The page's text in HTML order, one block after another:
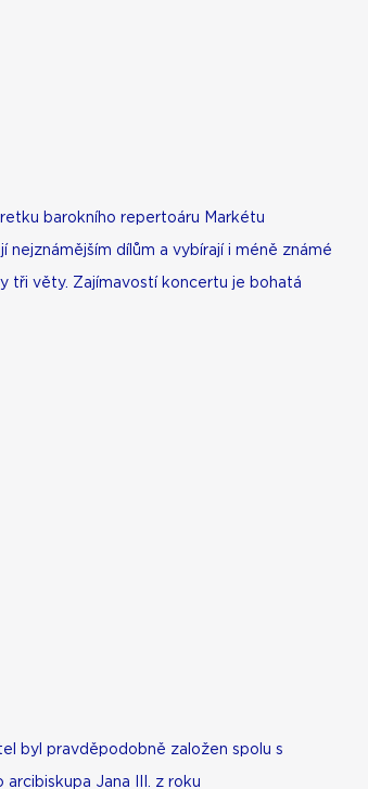
barokního repertoáru Markétu
dílům a vybírají i méně známé
tři věty. Zajímavostí koncertu je bohatá
byl pravděpodobně založen spolu s
Jana III. z roku